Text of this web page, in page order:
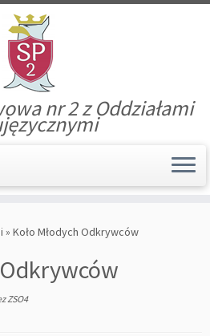
nr 2 z Oddziałami
» Koło Młodych Odkrywców
Odkrywców
ZSO4